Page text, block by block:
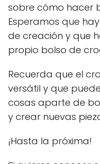
sobre cómo hacer
Esperamos que
de creación y que
propio bolso de
Recuerda que el
versátil y que
cosas aparte de
y crear nuevas
¡Hasta la próxima!